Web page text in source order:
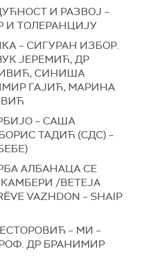
И РАЗВОЈ –
И ТОЛЕРАНЦИЈУ
– СИГУРАН ИЗБОР.
ЈЕРЕМИЋ, ДР
СИНИША
ГАЈИЋ, МАРИНА
– САША
ТАДИЋ (СДС) –
АЛБАНАЦА СЕ
/BETEJA
VAZHDON – SHAIP
– МИ –
ДР БРАНИМИР